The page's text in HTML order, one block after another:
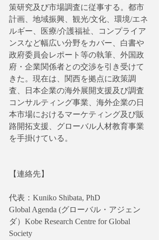
策研究及び市場調査に従事する。都市
計画、地域振興、観光/文化、環境/エネ
ルギー、医療/介護福祉、コンプライア
ンスなど幅広い分野をカバー、白書や
政府委員会レポート等の執筆、外国政
府・企業関係者との交渉を引き受けて
きた。現在は、関西を拠点に政策調
査、日本企業の海外展開支援及び調査
コンサルティング事業、海外企業の日
本市場におけるマーケティング及び販
路開拓支援、グローバル人材教育事業
を手掛けている。
【連絡先】
代表：Kuniko Shibata, PhD
Global Agenda (グローバル・アジェン
ダ）Kobe Research Centre for Global
Society